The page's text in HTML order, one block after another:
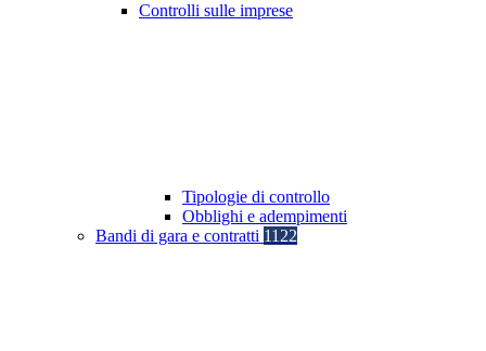
Controlli sulle imprese
Tipologie di controllo
Obblighi e adempimenti
Bandi di gara e contratti 1122